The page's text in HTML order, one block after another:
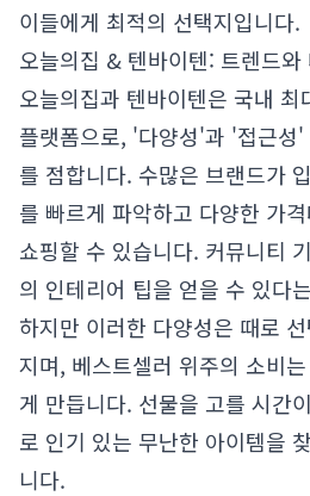
이들에게 최적의 선택지입니다.
오늘의집 & 텐바이텐: 트렌드와
오늘의집과 텐바이텐은 국내 최
플랫폼으로, '다양성'과 '접근성'
를 점합니다. 수많은 브랜드가
를 빠르게 파악하고 다양한 가
쇼핑할 수 있습니다. 커뮤니티
의 인테리어 팁을 얻을 수 있다
하지만 이러한 다양성은 때로
지며, 베스트셀러 위주의 소비
게 만듭니다. 선물을 고를 시간
로 인기 있는 무난한 아이템을
니다.